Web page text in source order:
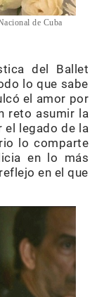
de Cuba
del Ballet
lo que sabe
el amor por
reto asumir la
el legado de la
lo comparte
en lo más
en el que